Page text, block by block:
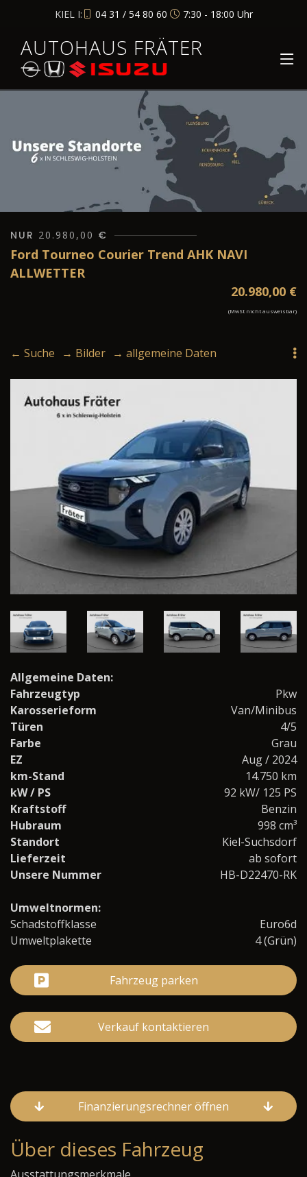
KIEL I: 04 31 / 54 80 60 7:30 - 18:00 Uhr
AUTOHAUS FRÄTER
NUR 20.980,00 €
Ford Tourneo Courier Trend AHK NAVI
ALLWETTER
20.980,00 €
(MwSt nicht ausweisbar)
← Suche → Bilder → allgemeine Daten
Allgemeine Daten:
Fahrzeugtyp
Pkw
Karosserieform
Van/Minibus
Türen
4/5
Farbe
Grau
EZ
Aug / 2024
km-Stand
14.750 km
kW / PS
92 kW/ 125 PS
Kraftstoff
Benzin
Hubraum
998 cm³
Standort
Kiel-Suchsdorf
Lieferzeit
ab sofort
Unsere Nummer
HB-D22470-RK
Umweltnormen:
Schadstoffklasse
Euro6d
Umweltplakette
4 (Grün)
Fahrzeug parken
Verkauf kontaktieren
Finanzierungsrechner öffnen
Über dieses Fahrzeug